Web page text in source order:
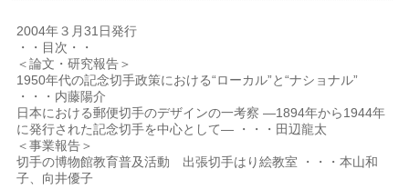
2004年３月31日発行
・・目次・・
＜論文・研究報告＞
1950年代の記念切手政策における“ローカル”と“ナショナル”
・・・内藤陽介
日本における郵便切手のデザインの一考察 ―1894年から1944年
に発行された記念切手を中心として― ・・・田辺龍太
＜事業報告＞
切手の博物館教育普及活動 出張切手はり絵教室 ・・・本山和
子、向井優子